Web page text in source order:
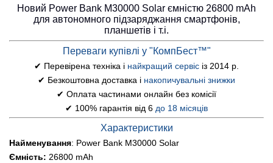
Новий Power Bank M30000 Solar ємністю 26800 mAh
для автономного підзаряджання смартфонів,
планшетів і т.і.
Переваги купівлі у "КомпБест™"
✔ Перевірена техніка і найкращий сервіс із 2014 р.
✔ Безкоштовна доставка і накопичувальні знижки
✔ Оплата частинами онлайн без комісії
✔ 100% гарантія від 6 до 18 місяців
Характеристики
Найменування: Power Bank M30000 Solar
Ємність: 26800 mAh